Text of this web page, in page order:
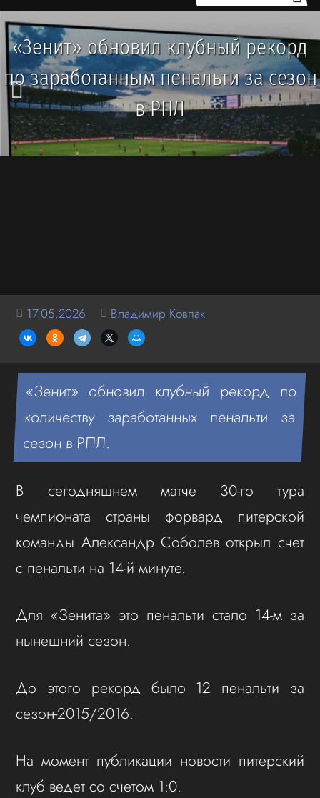
«Зенит» обновил клубный рекорд
по заработанным пенальти за сезон
в РПЛ
17.05.2026 Владимир Ковпак
«Зенит» обновил клубный рекорд по
количеству заработанных пенальти за
сезон в РПЛ.
В сегодняшнем матче 30-го тура
чемпионата страны форвард питерской
команды Александр Соболев открыл счет
с пенальти на 14-й минуте.
Для «Зенита» это пенальти стало 14-м за
нынешний сезон.
До этого рекорд было 12 пенальти за
сезон-2015/2016.
На момент публикации новости питерский
клуб ведет со счетом 1:0.